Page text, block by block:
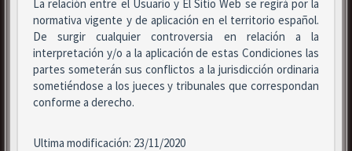
La relación entre el Usuario y El Sitio Web se regirá por la
normativa vigente y de aplicación en el territorio español.
De surgir cualquier controversia en relación a la
interpretación y/o a la aplicación de estas Condiciones las
partes someterán sus conflictos a la jurisdicción ordinaria
sometiéndose a los jueces y tribunales que correspondan
conforme a derecho.
Ultima modificación: 23/11/2020